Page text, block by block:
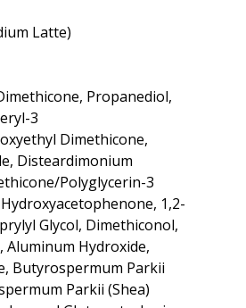
Latte)
Propanediol,
3
Dimethicone,
Disteardimonium
Polyglycerin-3
1,2-
Glycol, Dimethiconol,
Aluminum Hydroxide,
Butyrospermum Parkii
Parkii (Shea)